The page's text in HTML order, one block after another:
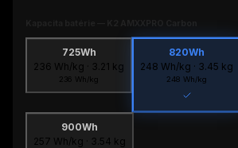
725Wh
236 Wh/kg · 3.21 kg
236 Wh/kg
820Wh
248 Wh/kg · 3.45 kg
248 Wh/kg
900Wh
257 Wh/kg · 3.54 kg